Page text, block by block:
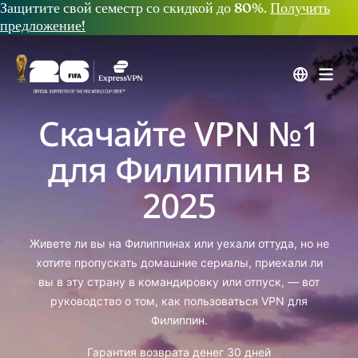
Защитите свой семестр со скидкой до 80%.Получить
предложение!
Скачайте VPN №1
для Филиппин в
2025
Живете ли вы на Филиппинах или уехали оттуда, но не
хотите пропускать домашние сериалы, приехали ли
вы в эту страну в командировку или отпуск, — вот
руководство о том, как пользоваться VPN для
Филиппин.
Гарантия возврата денег 30 дней